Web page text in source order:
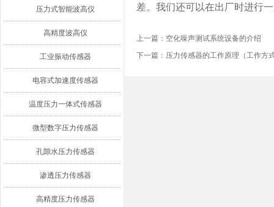
压力式智能波高仪
高精度波高仪
工业振动传感器
电容式加速度传感器
温度压力一体式传感器
微型数字压力传感器
孔隙水压力传感器
渗透压力传感器
高精度压力传感器
差。我们还可以在出厂时进行
上一篇： 空化噪声测试系统设备的介绍
下一篇： 压力传感器的工作原理（工作方